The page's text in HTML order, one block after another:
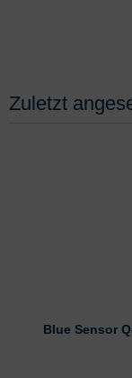
Zuletzt
Blue Sensor